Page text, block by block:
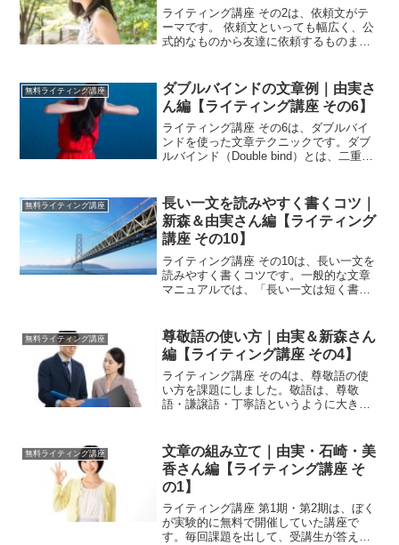
ライティング講座 その2は、依頼文がテ
ーマです。 依頼文といっても幅広く、公
式的なものから友達に依頼するものまで
的だったので、課題もシンプルな形にし
ています。 依頼内容...
無料ライティング講座
ダブルバインドの文章例｜由実さ
ん編【ライティング講座 その6】
ライティング講座 その6は、ダブルバイ
ンドを使った文章テクニックです。ダブ
ルバインド（Double bind）とは、二重拘
取れないようにして要求を通します。一
般的には、...
無料ライティング講座
長い一文を読みやすく書くコツ｜
新森＆由実さん編【ライティング
講座 その10】
ライティング講座 その10は、長い一文を
読みやすく書くコツです。一般的な文章
マニュアルでは、「長い一文は短く書き
て、読みにくくなるからです。しかし、
短い一文ばかり書いて...
無料ライティング講座
尊敬語の使い方｜由実＆新森さん
編【ライティング講座 その4】
ライティング講座 その4は、尊敬語の使
い方を課題にしました。敬語は、尊敬
語・謙譲語・丁寧語というように大きく3
めることで敬意を表します。尊敬語に
は、一般的な言い方と特別...
無料ライティング講座
文章の組み立て｜由実・石崎・美
香さん編【ライティング講座 そ
の1】
ライティング講座 第1期・第2期は、ぼく
が実験的に無料で開催していた講座で
す。毎回課題を出して、受講生が答えて